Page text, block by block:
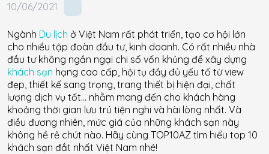
10/06/2021
Ngành Du lịch ở Việt Nam rất phát triển, tạo cơ hội lớn
cho nhiều tập đoàn đầu tư, kinh doanh. Có rất nhiều nhà
đầu tư không ngần ngại chi số vốn khủng để xây dựng
khách sạn hạng cao cấp, hội tụ đầy đủ yếu tố từ view
đẹp, thiết kế sang trọng, trang thiết bị hiện đại, chất
lượng dịch vụ tốt… nhằm mang đến cho khách hàng
khoảng thời gian lưu trú tiện nghi và hài lòng nhất. Và
điều đương nhiên, mức giá của những khách sạn này
không hề rẻ chút nào. Hãy cùng TOP10AZ tìm hiểu top 10
khách sạn đắt nhất Việt Nam nhé!